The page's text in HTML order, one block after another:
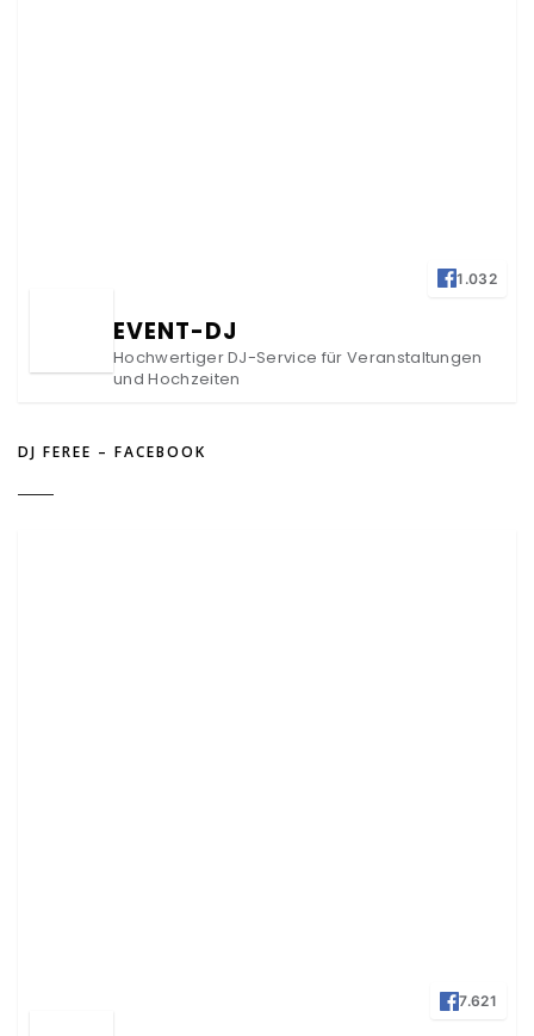
1.032
EVENT-DJ
Hochwertiger DJ-Service für Veranstaltungen
und Hochzeiten
DJ FEREE – FACEBOOK
7.621